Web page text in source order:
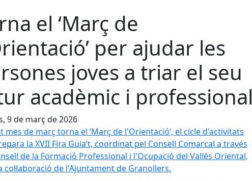
el ‘Març de
per ajudar les
joves a triar el seu
acadèmic i professional
9 de març de 2026
mes de març torna el ‘Març de l'Orientació’, el cicle d'activitats
la XVII Fira Guia’t, coordinat pel Consell Comarcal a través
de la Formació Professional i l'Ocupació del Vallès Oriental,
col·laboració de l'Ajuntament de Granollers.